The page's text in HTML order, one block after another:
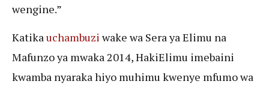
wengine.”
Katikauchambuzi wake wa Sera ya Elimu na
Mafunzo ya mwaka 2014, HakiElimu imebaini
kwamba nyaraka hiyo muhimu kwenye mfumo wa